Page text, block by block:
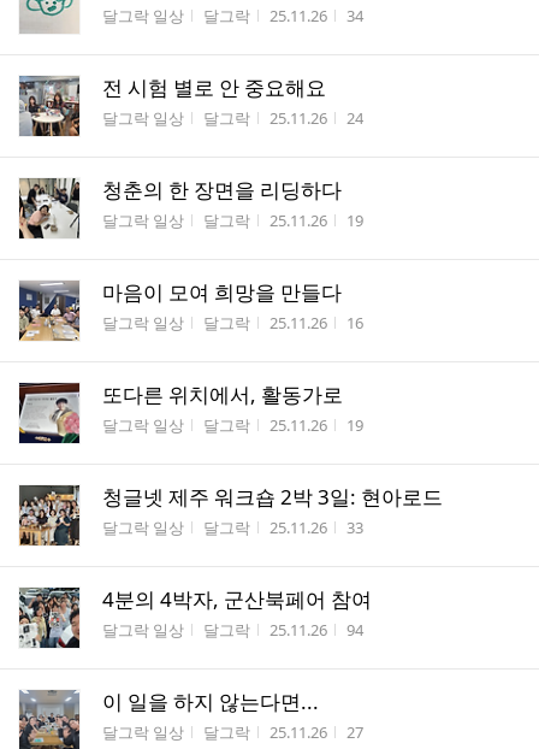
게시판명
달그락 일상 작성자
달그락 작성시간
25.11.26 조회수
34
전 시험 별로 안 중요해요
게시판명
달그락 일상 작성자
달그락 작성시간
25.11.26 조회수
24
청춘의 한 장면을 리딩하다
게시판명
달그락 일상 작성자
달그락 작성시간
25.11.26 조회수
19
마음이 모여 희망을 만들다
게시판명
달그락 일상 작성자
달그락 작성시간
25.11.26 조회수
16
또다른 위치에서, 활동가로
게시판명
달그락 일상 작성자
달그락 작성시간
25.11.26 조회수
19
청글넷 제주 워크숍 2박 3일: 현아로드
게시판명
달그락 일상 작성자
달그락 작성시간
25.11.26 조회수
33
4분의 4박자, 군산북페어 참여
게시판명
달그락 일상 작성자
달그락 작성시간
25.11.26 조회수
94
이 일을 하지 않는다면...
게시판명
달그락 일상 작성자
달그락 작성시간
25.11.26 조회수
27